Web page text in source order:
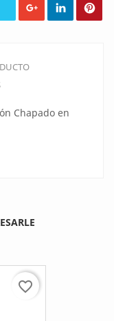
Chapado en
favorite_border